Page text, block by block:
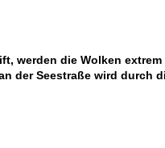
werden die Wolken
der Seestraße wird durch